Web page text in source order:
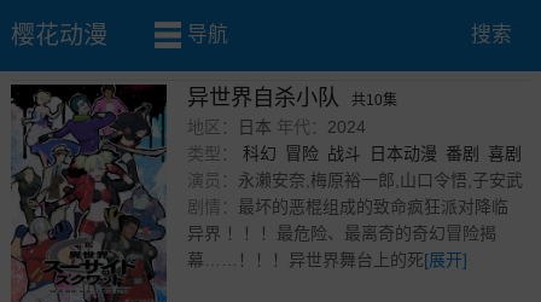
樱花动漫 导航 搜索
异世界自杀小队 共10集
地区： 日本 年代： 2024
类型：
科幻 冒险 战斗 日本动漫 番剧
喜剧
动作
奇幻
演员： 永濑安奈,梅原裕一郎,山口令悟,子安武
人,福山润,木村昴,八代拓,安济知佳,上田丽奈,
能登麻美子,松本和香子,福岛润
剧情： 最坏的恶棍组成的致命疯狂派对降临
异界 ！！！最危险、最离奇的奇幻冒险揭
幕……！！！异世界舞台上的死[展开]